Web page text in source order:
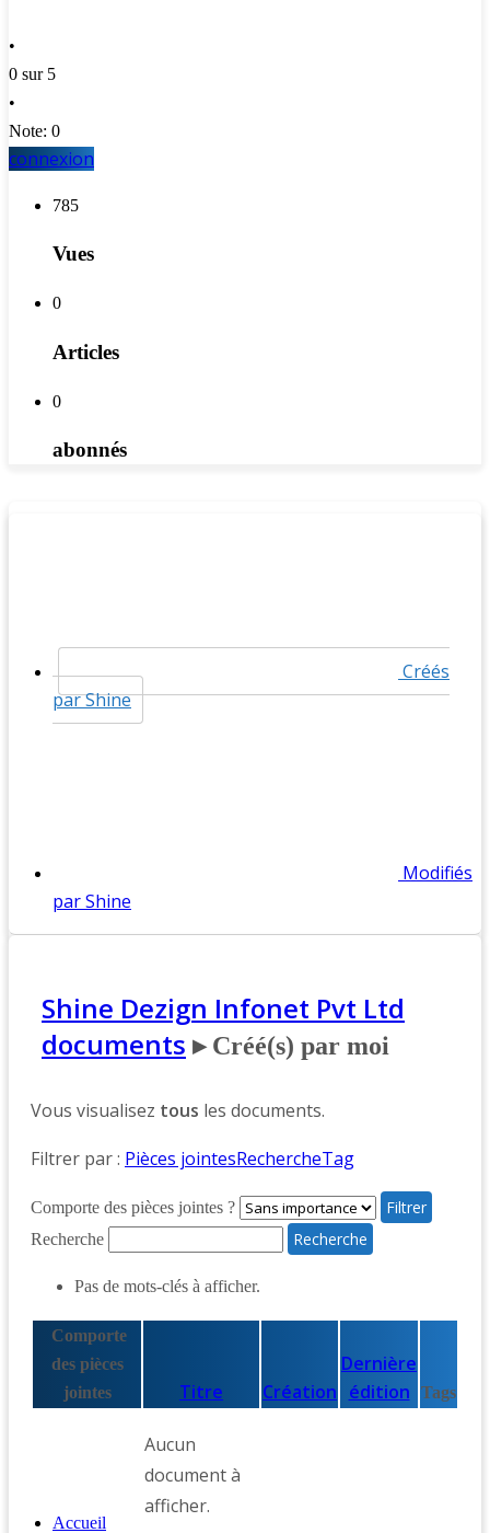
•
0 sur 5
•
Note: 0
connexion
785
Vues
0
Articles
0
abonnés
Créés
par Shine
Modifiés
par Shine
Shine Dezign Infonet Pvt Ltd
documents ▸ Créé(s) par moi
Vous visualisez tous les documents.
Filtrer par : Pièces jointesRechercheTag
Comporte des pièces jointes ?
Recherche
Pas de mots-clés à afficher.
Comporte
des pièces
jointes
Titre Création
Dernière
édition
Tags
Aucun
document à
afficher.
Accueil